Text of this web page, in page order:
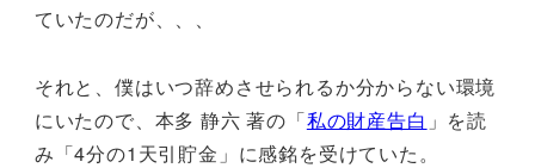
ていたのだが、、、
それと、僕はいつ辞めさせられるか分からない環境
にいたので、本多 静六 著の「私の財産告白 」を読
み「4分の1天引貯金」に感銘を受けていた。